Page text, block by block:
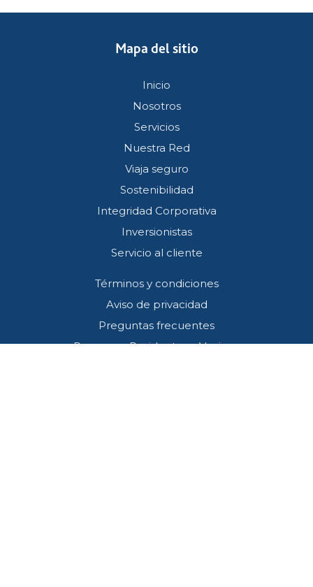
Mapa del sitio
Inicio
Nosotros
Servicios
Nuestra Red
Viaja seguro
Sostenibilidad
Integridad Corporativa
Inversionistas
Servicio al cliente
Términos y condiciones
Aviso de privacidad
Preguntas frecuentes
Programa Residentes y Vecinos